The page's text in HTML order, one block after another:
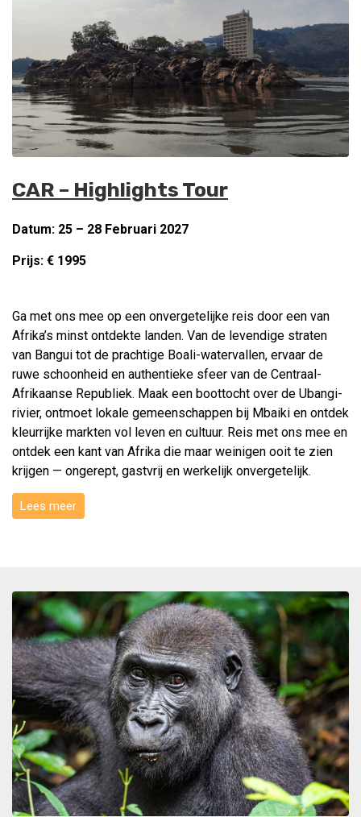
CAR – Highlights Tour
Datum: 25 – 28 Februari 2027
Prijs: € 1995
Ga met ons mee op een onvergetelijke reis door een van
Afrika’s minst ontdekte landen. Van de levendige straten
van Bangui tot de prachtige Boali-watervallen, ervaar de
ruwe schoonheid en authentieke sfeer van de Centraal-
Afrikaanse Republiek. Maak een boottocht over de Ubangi-
rivier, ontmoet lokale gemeenschappen bij Mbaiki en ontdek
kleurrijke markten vol leven en cultuur. Reis met ons mee en
ontdek een kant van Afrika die maar weinigen ooit te zien
krijgen — ongerept, gastvrij en werkelijk onvergetelijk.
Lees meer